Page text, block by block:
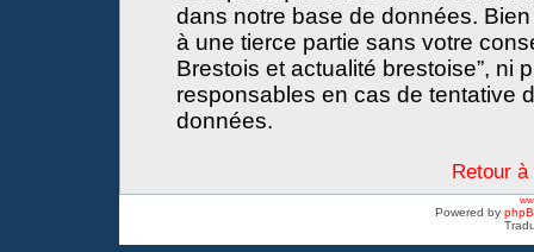
dans notre base de données.
à une tierce partie sans votre
Brestois et actualité brestoise”, ni
responsables en cas de tentative
données.
Retour à
Powered by